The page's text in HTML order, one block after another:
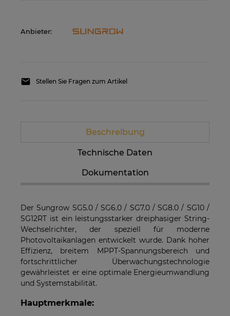
Anbieter:
Stellen Sie Fragen zum Artikel
Beschreibung
Technische Daten
Dokumentation
Der Sungrow SG5.0 / SG6.0 / SG7.0 / SG8.0 / SG10 /
SG12RT ist ein leistungsstarker dreiphasiger String-
Wechselrichter, der speziell für moderne
Photovoltaikanlagen entwickelt wurde. Dank hoher
Effizienz, breitem MPPT-Spannungsbereich und
fortschrittlicher Überwachungstechnologie
gewährleistet er eine optimale Energieumwandlung
und Systemstabilität.
Hauptmerkmale: